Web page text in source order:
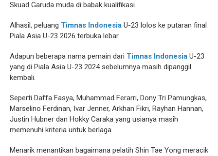
Skuad Garuda muda di babak kualifikasi.
Alhasil, peluang Timnas Indonesia U-23 lolos ke putaran final
Piala Asia U-23 2026 terbuka lebar.
Adapun beberapa nama pemain dari Timnas Indonesia U-23
yang di Piala Asia U-23 2024 sebelumnya masih dipanggil
kembali.
Seperti Daffa Fasya, Muhammad Ferarri, Dony Tri Pamungkas,
Marselino Ferdinan, Ivar Jenner, Arkhan Fikri, Rayhan Hannan,
Justin Hubner dan Hokky Caraka yang usianya masih
memenuhi kriteria untuk berlaga.
Menarik menantikan bagaimana pelatih Shin Tae Yong meracik